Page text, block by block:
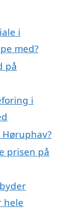
i
med?
på
i
prisen på
hele